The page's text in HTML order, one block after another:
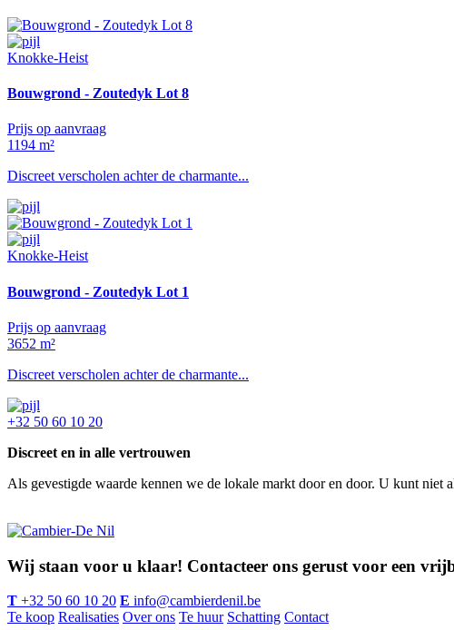
Knokke-Heist
Bouwgrond - Zoutedyk Lot 8
Prijs op aanvraag
1194 m²
Discreet verscholen achter de charmante...
Knokke-Heist
Bouwgrond - Zoutedyk Lot 1
Prijs op aanvraag
3652 m²
Discreet verscholen achter de charmante...
+32 50 60 10 20
Discreet en in alle vertrouwen
Als gevestigde waarde kennen we de lokale markt door en door. U kunt niet
Wij staan voor u klaar! Contacteer ons gerust voor een
T +32 50 60 10 20 E info@cambierdenil.be
Te koop Realisaties Over ons Te huur Schatting Contact